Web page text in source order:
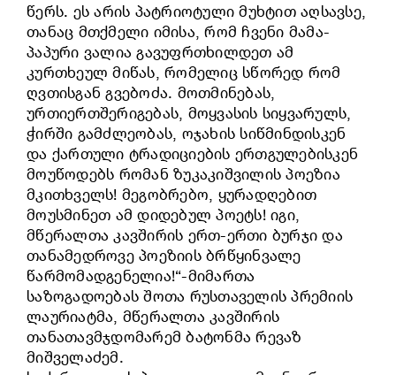
წერს. ეს არის პატრიოტული მუხტით აღსავსე,
თანაც მთქმელი იმისა, რომ ჩვენი მამა-
პაპური ვალია გავუფრთხილდეთ ამ
კურთხეულ მიწას, რომელიც სწორედ რომ
ღვთისგან გვებოძა. მოთმინებას,
ურთიერთშერიგებას, მოყვასის სიყვარულს,
ჭირში გამძლეობას, ოჯახის სიწმინდისკენ
და ქართული ტრადიციების ერთგულებისკენ
მოუწოდებს რომან ზუკაკიშვილის პოეზია
მკითხველს! მეგობრებო, ყურადღებით
მოუსმინეთ ამ დიდებულ პოეტს! იგი,
მწერალთა კავშირის ერთ-ერთი ბურჯი და
თანამედროვე პოეზიის ბრწყინვალე
წარმომადგენელია!“-მიმართა
საზოგადოებას შოთა რუსთაველის პრემიის
ლაურიატმა, მწერალთა კავშირის
თანათავმჯდომარემ ბატონმა რევაზ
მიშველაძემ.